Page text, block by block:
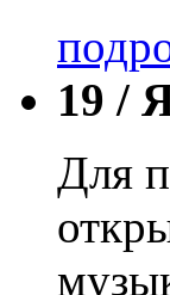
19 /
Для